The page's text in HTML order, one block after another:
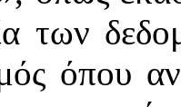
των
όπου